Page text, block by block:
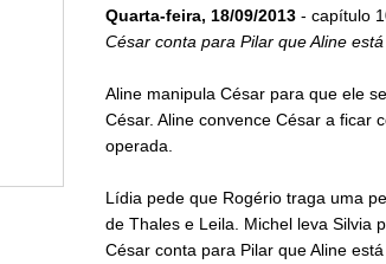
Quarta-feira, 18/09/2013- capítulo
César conta para Pilar que Aline
Aline manipula César para que ele
César. Aline convence César a ficar
operada.
Lídia pede que Rogério traga uma
de Thales e Leila. Michel leva Silvia
César conta para Pilar que Aline